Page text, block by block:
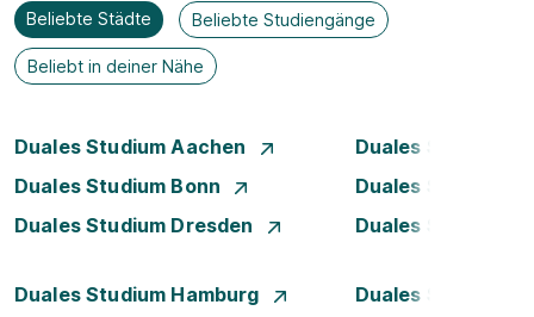
Beliebte Städte Beliebte Studiengänge
Beliebt in deiner Nähe
Duales Studium Aachen
Duales Studium
Duales Studium Bonn
Duales Studium
Duales Studium Dresden
Duales Studium
Duales Studium Hamburg
Duales Studium